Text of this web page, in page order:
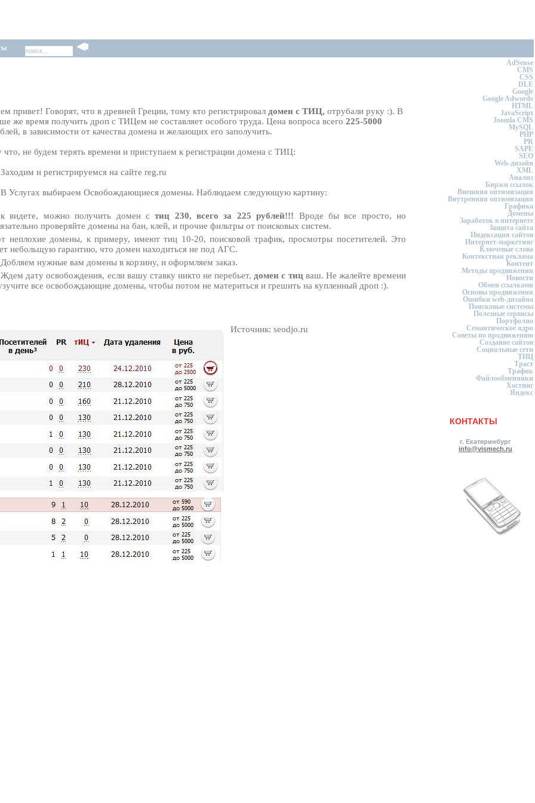
привет! Говорят, что в древней Греции, тому кто регистрировал домен с ТИЦ, отрубали руку :). В
же время получить дроп с ТИЦем не составляет особого труда. Цена вопроса всего 225-5000
в зависимости от качества домена и желающих его заполучить.
что, не будем терять времени и приступаем к регистрации домена с ТИЦ:
и регистрируемся на сайте reg.ru
Услугах выбираем Освобождающиеся домены. Наблюдаем следующую картину:
видете, можно получить домен стиц 230, всего за 225 рублей!!! Вроде бы все просто, но
проверяйте домены на бан, клей, и прочие фильтры от поисковых систем.
неплохие домены, к примеру, имеют тиц 10-20, поисковой трафик, просмотры посетителей. Это
небольщую гарантию, что домен находиться не под АГС.
нужные вам домены в корзину, и оформляем заказ.
дату освобождения, если вашу ставку никто не перебьет, домен с тиц ваш. Не жалейте времени
все освобождающие домены, чтобы потом не материться и грешить на купленный дроп :).
Источник: seodjo.ru
AdSense
CMS
CSS
DLE
Google
Google Adwords
HTML
JavaScript
Joomla CMS
MySQL
PHP
PR
SAPE
SEO
Web-дизайн
XML
Анализ
Биржи ссылок
Внешняя оптимизация
Внутренняя оптимизация
Графика
Домены
Заработок в интернете
Защита сайта
Индексация сайтов
Интернет-маркетинг
Ключевые слова
Контекстная реклама
Контент
Методы продвижения
Новости
Обмен ссылками
Основы продвижения
Ошибки web-дизайна
Поисковые системы
Полезные сервисы
Портфолио
Семантическое ядро
Советы по продвижению
Создание сайтов
Социальные сети
ТИЦ
Траст
Трафик
Файлообменники
Хостинг
Яндекс
КОНТАКТЫ
г. Екатеринбург
info@vismech.ru